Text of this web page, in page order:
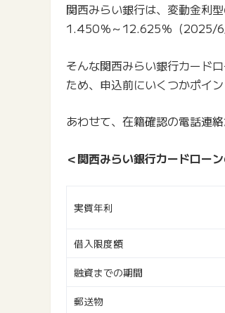
関西みらい銀行は、変動金利
1.450％～12.625％（2025/6/
そんな関西みらい銀行カード
ため、申込前にいくつかポイ
あわせて、在籍確認の電話連
＜関西みらい銀行カードロー
実質年利
借入限度額
融資までの期間
郵送物